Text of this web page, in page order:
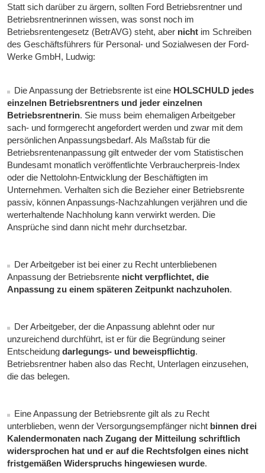
Statt sich darüber zu ärgern, sollten Ford Betriebsrentner und
Betriebsrentnerinnen wissen, was sonst noch im
Betriebsrentengesetz (BetrAVG) steht, aber nicht im Schreiben
des Geschäftsführers für Personal- und Sozialwesen der Ford-
Werke GmbH, Ludwig:
Die Anpassung der Betriebsrente ist eine HOLSCHULD jedes
einzelnen Betriebsrentners und jeder einzelnen
Betriebsrentnerin. Sie muss beim ehemaligen Arbeitgeber
sach- und formgerecht angefordert werden und zwar mit dem
persönlichen Anpassungsbedarf. Als Maßstab für die
Betriebsrentenanpassung gilt entweder der vom Statistischen
Bundesamt monatlich veröffentlichte Verbraucherpreis-Index
oder die Nettolohn-Entwicklung der Beschäftigten im
Unternehmen. Verhalten sich die Bezieher einer Betriebsrente
passiv, können Anpassungs-Nachzahlungen verjähren und die
werterhaltende Nachholung kann verwirkt werden. Die
Ansprüche sind dann nicht mehr durchsetzbar.
Der Arbeitgeber ist bei einer zu Recht unterbliebenen
Anpassung der Betriebsrente nicht verpflichtet, die
Anpassung zu einem späteren Zeitpunkt nachzuholen.
Der Arbeitgeber, der die Anpassung ablehnt oder nur
unzureichend durchführt, ist er für die Begründung seiner
Entscheidungdarlegungs- und beweispflichtig.
Betriebsrentner haben also das Recht, Unterlagen einzusehen,
die das belegen.
Eine Anpassung der Betriebsrente gilt als zu Recht
unterblieben, wenn der Versorgungsempfänger nicht binnen drei
Kalendermonaten nach Zugang der Mitteilung schriftlich
widersprochen hat und er auf die Rechtsfolgen eines nicht
fristgemäßen Widerspruchs hingewiesen wurde.